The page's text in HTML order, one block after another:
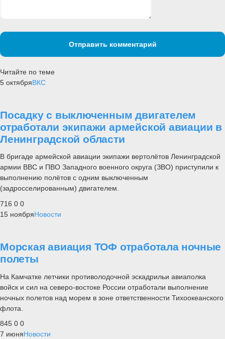
Отправить комментарий
Читайте по теме
5 октябряВКС
Посадку с выключенным двигателем
отработали экипажи армейской авиации в
Ленинградской области
В бригаде армейской авиации экипажи вертолётов Ленинградской
армии ВВС и ПВО Западного военного округа (ЗВО) приступили к
выполнению полётов с одним выключенным
(задросселированным) двигателем.
716 0 0
15 ноябряНовости
Морская авиация ТОФ отработала ночные
полеты
На Камчатке летчики противолодочной эскадрильи авиаполка
войск и сил на северо-востоке России отработали выполнение
ночных полетов над морем в зоне ответственности Тихоокеанского
флота.
845 0 0
7 июняНовости